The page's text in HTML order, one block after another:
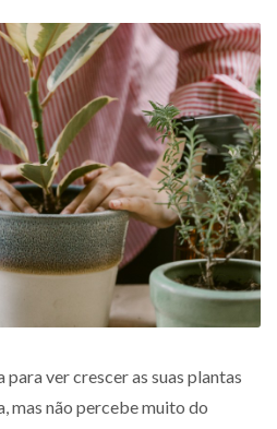
ver crescer as suas plantas
mas não percebe muito do